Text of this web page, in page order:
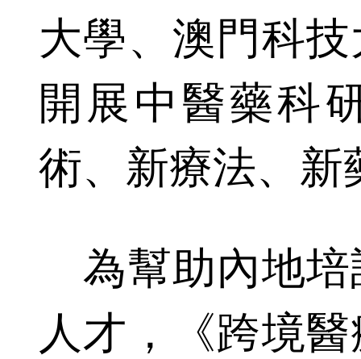
大學、澳門科
開展中醫藥科
術、新療法、新
為幫助內地培
人才，《跨境